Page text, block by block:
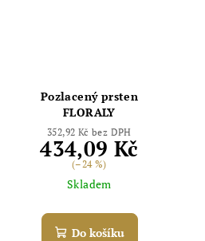
Pozlacený prsten
FLORALY
352,92 Kč bez DPH
434,09 Kč
(–24 %)
Skladem
Do košíku